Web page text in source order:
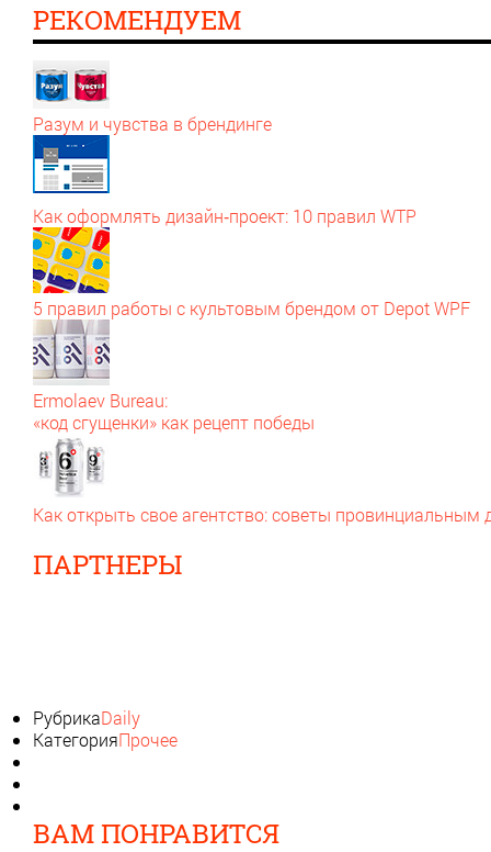
РЕКОМЕНДУЕМ
Разум и чувства в брендинге
Как оформлять дизайн‑проект: 10 правил WTP
5 правил работы с культовым брендом от Depot WPF
Ermolaev Bureau:
«код сгущенки» как рецепт победы
Как открыть свое агентство: советы провинциальным
ПАРТНЕРЫ
РубрикаDaily
КатегорияПрочее
ВАМ ПОНРАВИТСЯ